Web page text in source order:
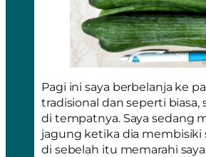
Pagi ini saya berbelanja ke
tradisional dan seperti biasa,
di tempatnya. Saya sedang
jagung ketika dia membisiki
di sebelah itu memarahi